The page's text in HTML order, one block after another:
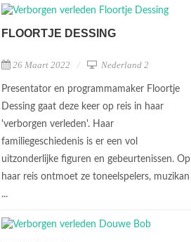
FLOORTJE DESSING
26 Maart 2022 Nederland 2
Presentator en programmamaker Floortje
Dessing gaat deze keer op reis in haar
'verborgen verleden'. Haar
familiegeschiedenis is er een vol
uitzonderlijke figuren en gebeurtenissen. Op
haar reis ontmoet ze toneelspelers, muzikan
...